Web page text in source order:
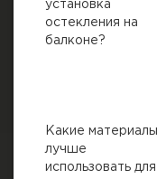
установка
остекления на
балконе?
Какие материалы
лучше
использовать для